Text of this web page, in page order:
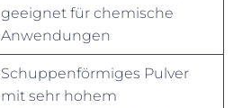
geeignet für chemische
Anwendungen
Schuppenförmiges Pulver
mit sehr hohem